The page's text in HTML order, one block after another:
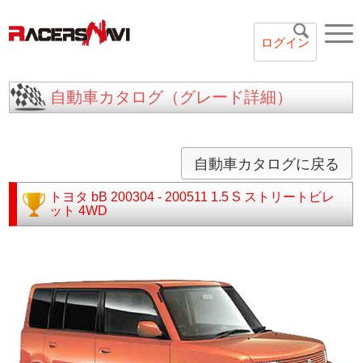
ログイン
自動車カタログ（グレード詳細）
自動車カタログに戻る
トヨタ bB 200304 - 200511 1.5 S ストリートビレ
ット 4WD